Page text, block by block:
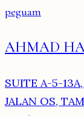
peguam
AHMAD
SUITE A-5-
JALAN OS,